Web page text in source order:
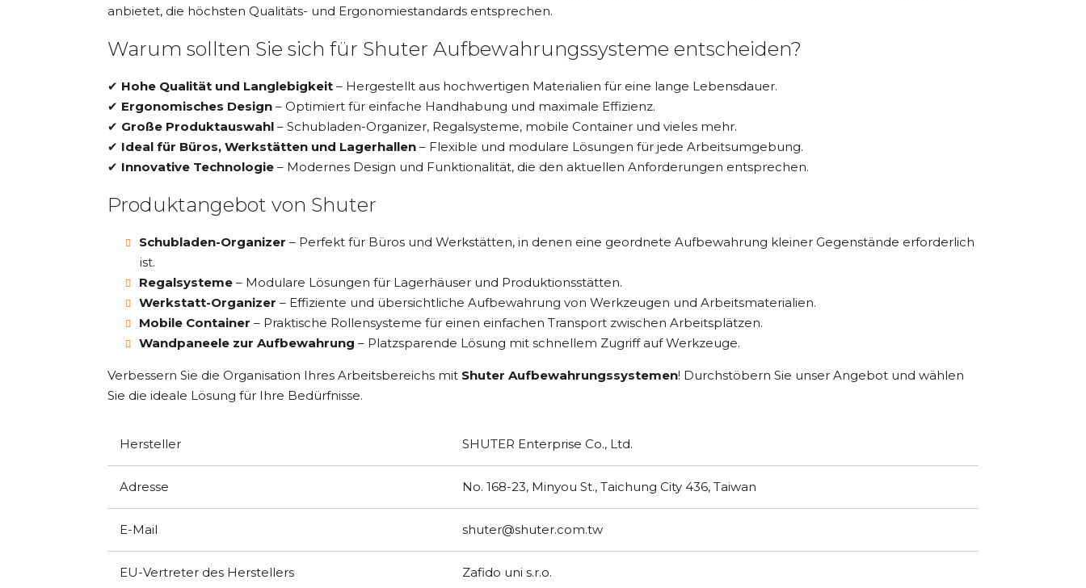
anbietet, die höchsten Qualitäts- und Ergonomiestandards entsprechen.
Warum sollten Sie sich für Shuter Aufbewahrungssysteme entscheiden?
✔ Hohe Qualität und Langlebigkeit – Hergestellt aus hochwertigen Materialien für eine lange Lebensdauer.
✔ Ergonomisches Design – Optimiert für einfache Handhabung und maximale Effizienz.
✔ Große Produktauswahl – Schubladen-Organizer, Regalsysteme, mobile Container und vieles mehr.
✔ Ideal für Büros, Werkstätten und Lagerhallen – Flexible und modulare Lösungen für jede Arbeitsumgebung.
✔ Innovative Technologie – Modernes Design und Funktionalität, die den aktuellen Anforderungen entsprechen.
Produktangebot von Shuter
Schubladen-Organizer – Perfekt für Büros und Werkstätten, in denen eine geordnete Aufbewahrung kleiner Gegenstände erforderlich
ist.
Regalsysteme – Modulare Lösungen für Lagerhäuser und Produktionsstätten.
Werkstatt-Organizer – Effiziente und übersichtliche Aufbewahrung von Werkzeugen und Arbeitsmaterialien.
Mobile Container – Praktische Rollensysteme für einen einfachen Transport zwischen Arbeitsplätzen.
Wandpaneele zur Aufbewahrung – Platzsparende Lösung mit schnellem Zugriff auf Werkzeuge.
Verbessern Sie die Organisation Ihres Arbeitsbereichs mit Shuter Aufbewahrungssystemen! Durchstöbern Sie unser Angebot und wählen
Sie die ideale Lösung für Ihre Bedürfnisse.
Hersteller SHUTER Enterprise Co., Ltd.
Adresse No. 168-23, Minyou St., Taichung City 436, Taiwan
E-Mail shuter@shuter.com.tw
EU-Vertreter des Herstellers Zafido uni s.r.o.